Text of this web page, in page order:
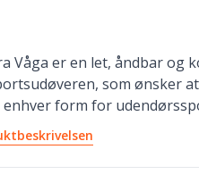
Våga er en let, åndbar og
som ønsker
enhver form for